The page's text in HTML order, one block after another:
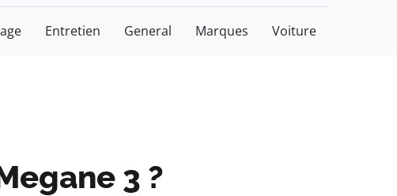
Entretien General Marques Voiture
3 ?